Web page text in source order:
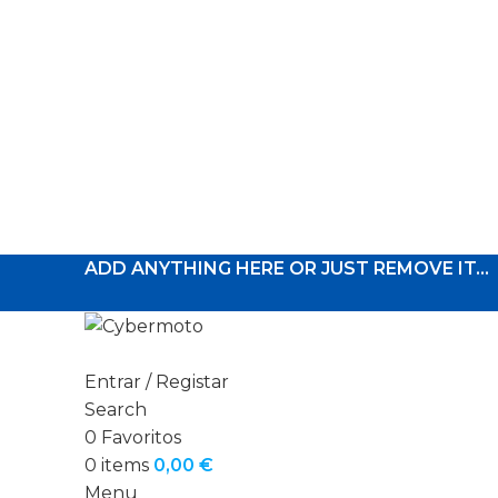
ADD ANYTHING HERE OR JUST REMOVE IT…
Entrar / Registar
Search
0 Favoritos
0 items 0,00 €
Menu